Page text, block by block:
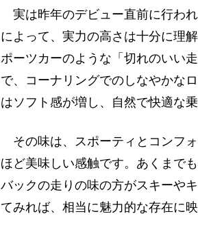
実は昨年のデビュー直前に行わ
によって、実力の高さは十分に理
ポーツカーのような「切れのいい
で、コーナリングでのしなやかな
はソフト感が増し、自然で快適な
その味は、スポーティとコンフ
ほど美味しい感触です。あくまで
バックの走りの味の方がスキーや
てみれば、相当に魅力的な存在に映